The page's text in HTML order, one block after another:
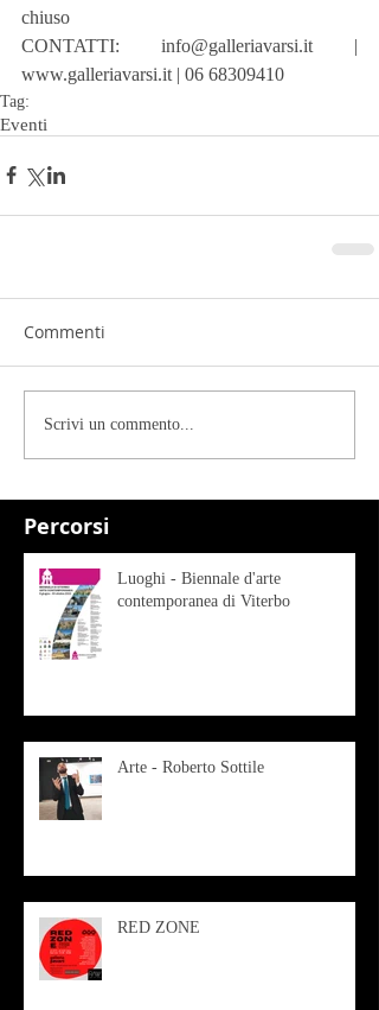
Percorsi
chiuso
CONTATTI: info@galleriavarsi.it |
www.galleriavarsi.it | 06 68309410
Tag:
Eventi
Commenti
Scrivi un commento...
Luoghi - Biennale d'arte
contemporanea di Viterbo
Arte - Roberto Sottile
RED ZONE